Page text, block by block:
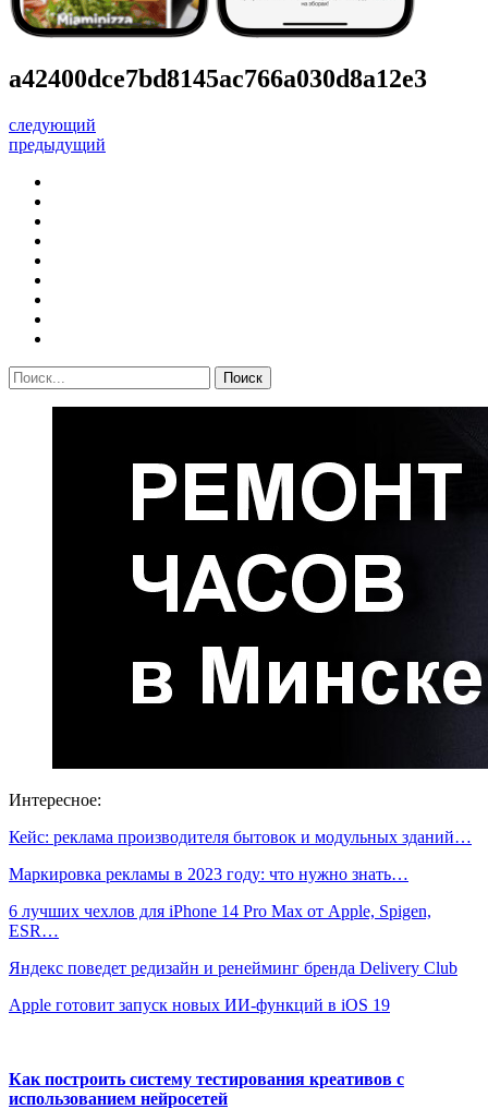
a42400dce7bd8145ac766a030d8a12e3
следующий
предыдущий
Интересное:
Кейс: реклама производителя бытовок и модульных зданий…
Маркировка рекламы в 2023 году: что нужно знать…
6 лучших чехлов для iPhone 14 Pro Max от Apple, Spigen,
ESR…
Яндекс поведет редизайн и ренейминг бренда Delivery Club
Apple готовит запуск новых ИИ-функций в iOS 19
Как построить систему тестирования креативов с
использованием нейросетей